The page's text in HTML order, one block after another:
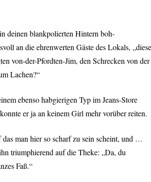
deinen blankpolierten Hintern boh-
an die ehrenwerten Gäste des Lokals,
von-der-Pfordten-Jim, den Schrecken von der
Lachen?“
ebenso habgierigen Typ im Jeans-Store
er ja an keinem Girl mehr vorüber reiten.
man hier so scharf zu sein scheint, und …
triumphierend auf die Theke: „Da, du
Faß.“